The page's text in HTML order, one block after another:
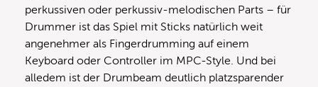
perkussiven oder perkussiv-melodischen Parts – für
Drummer ist das Spiel mit Sticks natürlich weit
angenehmer als Fingerdrumming auf einem
Keyboard oder Controller im MPC-Style. Und bei
alledem ist der Drumbeam deutlich platzsparender